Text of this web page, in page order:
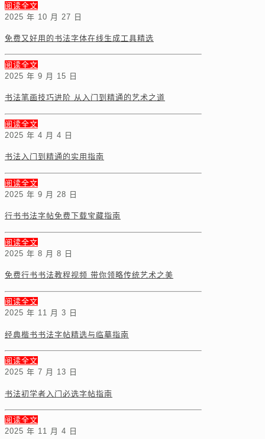
阅读全文
2025 年 10 月 27 日
免费又好用的书法字体在线生成工具精选
阅读全文
2025 年 9 月 15 日
书法笔画技巧进阶 从入门到精通的艺术之道
阅读全文
2025 年 4 月 4 日
书法入门到精通的实用指南
阅读全文
2025 年 9 月 28 日
行书书法字帖免费下载宝藏指南
阅读全文
2025 年 8 月 8 日
免费行书书法教程视频 带你领略传统艺术之美
阅读全文
2025 年 11 月 3 日
经典楷书书法字帖精选与临摹指南
阅读全文
2025 年 7 月 13 日
书法初学者入门必选字帖指南
阅读全文
2025 年 11 月 4 日